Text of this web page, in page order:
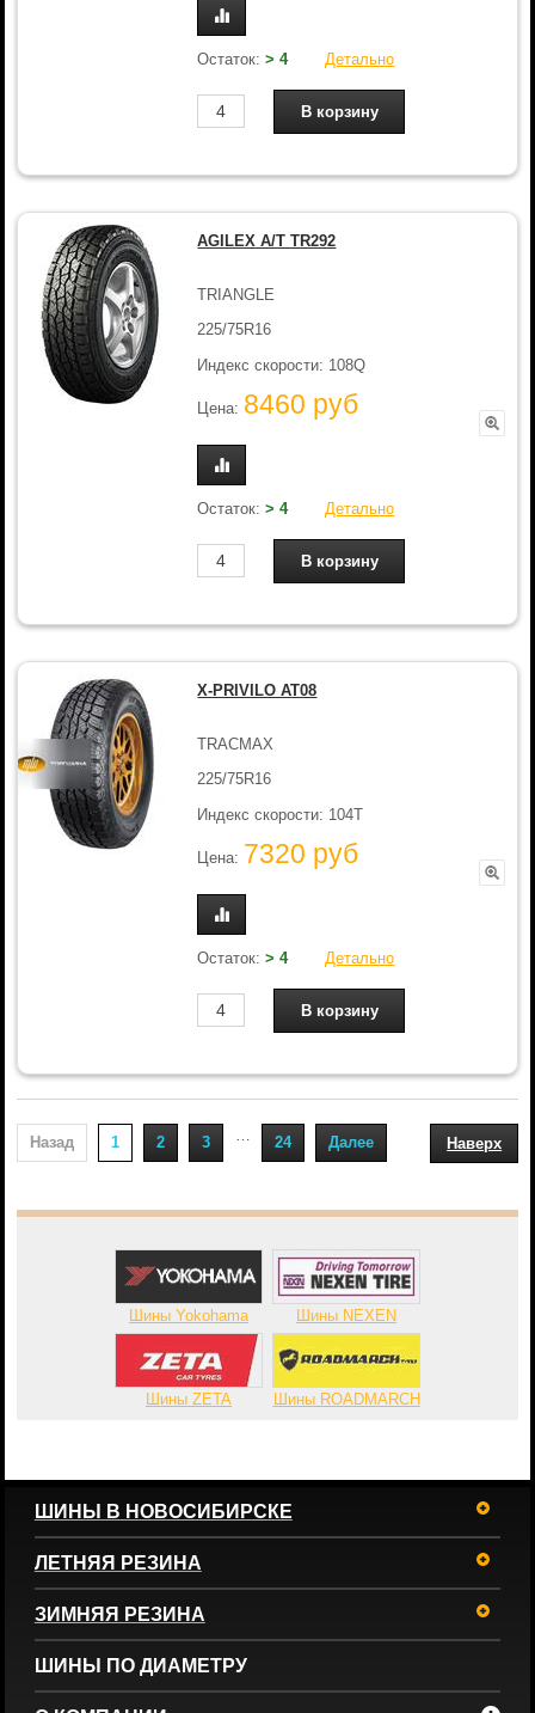
Остаток:> 4 Детально
AGILEX A/T TR292
TRIANGLE
225/75R16
Индекс скорости: 108Q
Цена: 8460 руб
Остаток:> 4 Детально
X-PRIVILO AT08
TRACMAX
225/75R16
Индекс скорости: 104T
Цена: 7320 руб
Остаток:> 4 Детально
Назад 1 2 3 … 24 Далее Наверх
Шины Yokohama Шины NEXEN
Шины ZETA Шины ROADMARCH
ШИНЫ В НОВОСИБИРСКЕ
ЛЕТНЯЯ РЕЗИНА
ЗИМНЯЯ РЕЗИНА
ШИНЫ ПО ДИАМЕТРУ